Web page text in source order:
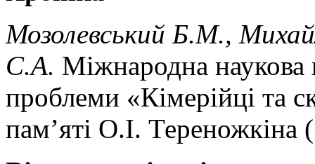
Мозолевський Б.М.,
С.А. Міжнародна наукова
проблеми «Кімерійці та
пам’яті О.І. Тереножкіна (